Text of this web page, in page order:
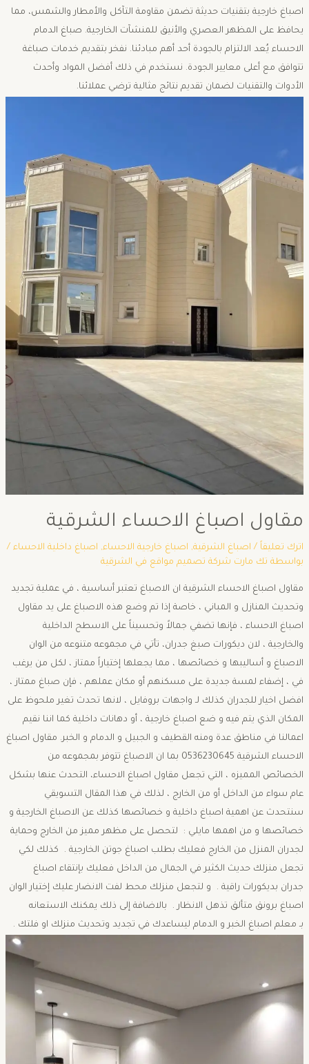
اصباغ خارجية بتقنيات حديثة تضمن مقاومة التآكل والأمطار والشمس، مما
يحافظ على المظهر العصري والأنيق للمنشآت الخارجية. صباغ الدمام
الاحساء يُعد الالتزام بالجودة أحد أهم مبادئنا. نفخر بتقديم خدمات صباغة
تتوافق مع أعلى معايير الجودة. نستخدم في ذلك أفضل المواد وأحدث
الأدوات والتقنيات لضمان تقديم نتائج مثالية ترضي عملائنا.
مقاول اصباغ الاحساء الشرقية
اترك تعليقاً / اصباغ الشرقية, اصباغ خارجية الاحساء, اصباغ داخلية الاحساء/
بواسطة تك مارت شركة تصميم مواقع في الشرقية
مقاول اصباغ الاحساء الشرقية ان الاصباغ تعتبر أساسية ، في عملية تجديد
وتحديث المنازل و المباني ، خاصة إذا تم وضع هذه الاصباغ على يد مقاول
اصباغ الاحساء ، فإنها تضفي جمالاً وتحسيناً على الاسطح الداخلية
والخارجية ، لان ديكورات صبغ جدران، تأتي في مجموعه متنوعه من الوان
الاصباغ و أساليبها و خصائصها ، مما يجعلها إختياراً ممتاز ، لكل من يرغب
في ، إضفاء لمسة جديدة على مسكنهم أو مكان عملهم ، فإن صباغ ممتاز ،
افضل اخيار للجدران كذلك لـ واجهات بروفايل ، لانها تحدث تغير ملحوظ على
المكان الذي يتم فيه و ضع اصباغ خارجية ، أو دهانات داخلية كما اننا نقيم
اعمالنا في مناطق عدة ومنه القطيف و الجبيل و الدمام و الخبر. مقاول اصباغ
الاحساء الشرقية 0536230645 بما ان الاصباغ تتوفر بمجموعه من
الخصائص المميزه ، التي تجعل مقاول اصباغ الاحساء، التحدث عنها بشكل
عام سواء من الداخل أو من الخارج ، لذلك في هذا المقال التسويقي
سنتحدث عن اهمية اصباغ داخلية و خصائصها كذلك عن الاصباغ الخارجية و
خصائصها و من اهمها مايلي : لتحصل على مظهر مميز من الخارج وحماية
لجدران المنزل من الخارج فعليك بطلب اصباغ جوتن الخارجية . كذلك لكي
تجعل منزلك حديث الكثير في الجمال من الداخل فعليك بإنتقاء اصباغ
جدران بديكورات راقية . و لتجعل منزلك محط لفت الانضار عليك إختيار الوان
اصباغ برونق متألق تذهل الانظار . بالاضافة إلى ذلك يمكنك الاستعانه
بـ معلم اصباغ الخبر و الدمام ليساعدك في تجديد وتحديث منزلك او فلتك .